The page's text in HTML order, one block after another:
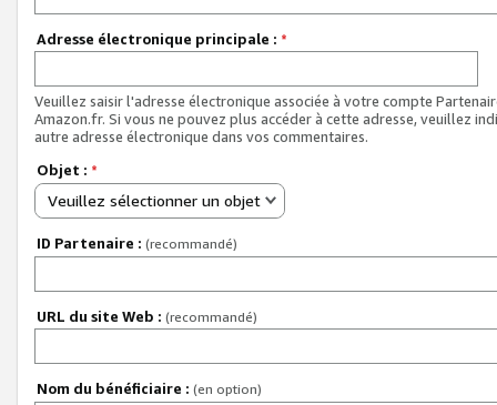
Adresse électronique principale : *
Veuillez saisir l'adresse électronique associée à votre compte
Amazon.fr. Si vous ne pouvez plus accéder à cette adresse, veuillez
autre adresse électronique dans vos commentaires.
Objet : *
Veuillez sélectionner un objet
ID Partenaire : (recommandé)
URL du site Web : (recommandé)
Nom du bénéficiaire : (en option)